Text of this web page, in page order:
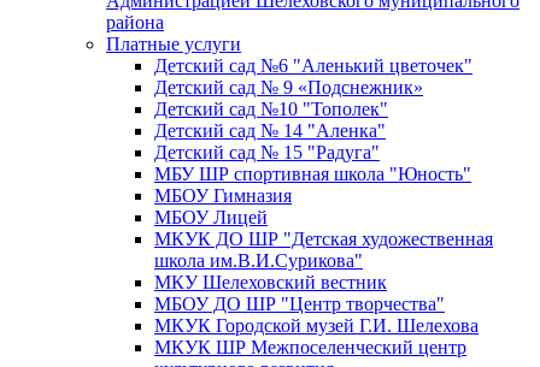
района
Платные услуги
Детский сад №6 "Аленький цветочек"
Детский сад № 9 «Подснежник»
Детский сад №10 "Тополек"
Детский сад № 14 "Аленка"
Детский сад № 15 "Радуга"
МБУ ШР спортивная школа "Юность"
МБОУ Гимназия
МБОУ Лицей
МКУК ДО ШР "Детская художественная
школа им.В.И.Сурикова"
МКУ Шелеховский вестник
МБОУ ДО ШР "Центр творчества"
МКУК Городской музей Г.И. Шелехова
МКУК ШР Межпоселенческий центр